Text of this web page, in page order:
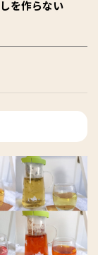
を作らない